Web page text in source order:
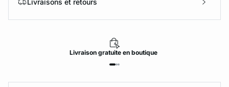
Livraisons et retours
Livraisongratuiteen boutique